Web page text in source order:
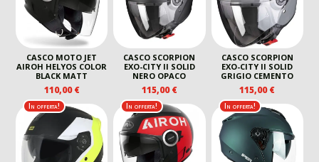
CASCO MOTO JET
AIROH HELYOS COLOR
BLACK MATT
110,00€
CASCO SCORPION
EXO-CITY II SOLID
NERO OPACO
115,00€
CASCO SCORPION
EXO-CITY II SOLID
GRIGIO CEMENTO
115,00€
In offerta! In offerta! In offerta!